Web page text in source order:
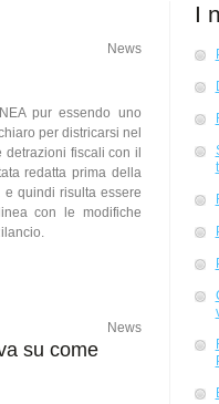
News
pur essendo uno
per districarsi nel
detrazioni fiscali con il
redatta prima della
quindi risulta essere
con le modifiche
News
su come
I